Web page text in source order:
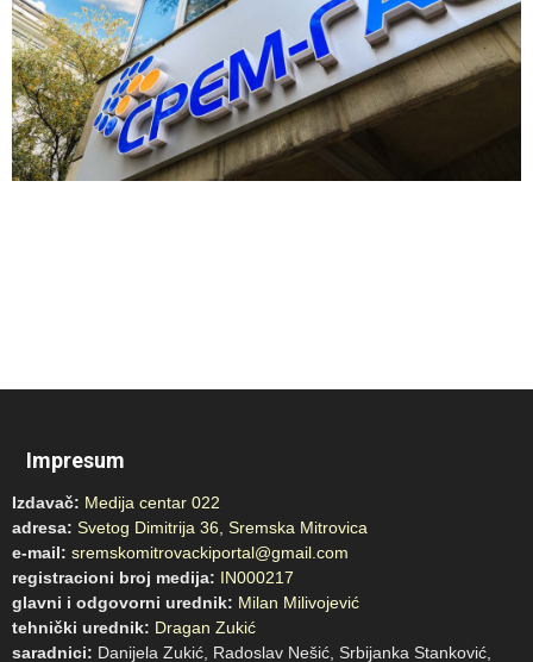
Impresum
Izdavač: Medija centar 022
adresa: Svetog Dimitrija 36, Sremska Mitrovica
e-mail: sremskomitrovackiportal@gmail.com
registracioni broj medija: IN000217
glavni i odgovorni urednik: Milan Milivojević
tehnički urednik: Dragan Zukić
saradnici: Danijela Zukić, Radoslav Nešić, Srbijanka Stanković,